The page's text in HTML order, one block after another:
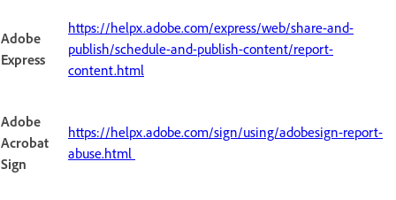
Adobe
Express
https://helpx.adobe.com/express/web/share-and-
publish/schedule-and-publish-content/report-
content.html
Adobe
Acrobat
Sign
https://helpx.adobe.com/sign/using/adobesign-report-
abuse.html